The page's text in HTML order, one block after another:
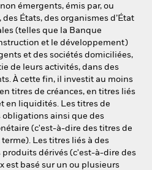
émergents, émis par, ou
États, des organismes d’État
(telles que la Banque
et le développement)
et des sociétés domiciliées,
de leurs activités, dans des
À cette fin, il investit au moins
titres de créances, en titres liés
en liquidités. Les titres de
obligations ainsi que des
(c'est-à-dire des titres de
Les titres liés à des
dérivés (c'est-à-dire des
est basé sur un ou plusieurs